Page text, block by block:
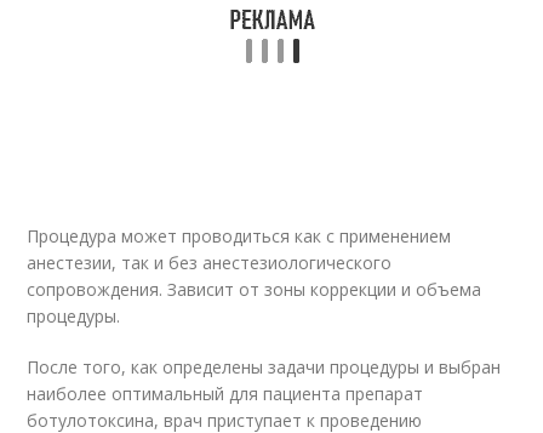
Процедура может проводиться как с применением
анестезии, так и без анестезиологического
сопровождения. Зависит от зоны коррекции и объема
процедуры.
После того, как определены задачи процедуры и выбран
наиболее оптимальный для пациента препарат
ботулотоксина, врач приступает к проведению